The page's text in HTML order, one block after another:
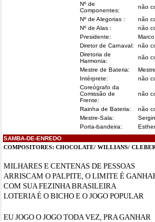
Nº de
Componentes:
não
Nº de Alegorias :
não
Nº de Alas :
não
Presidente:
Diretor de Carnaval:
não
Diretoria de
Harmonia:
não
Mestre de Bateria:
Intérprete:
não
Coreógrafo da
Comissão de
Frente:
não
Rainha de Bateria:
não
Mestre-Sala:
Porta-bandeira:
SAMBA-DE-ENREDO
COMPOSITORES: CHOCOLATE/ WILLIANS/
MILHARES E CENTENAS DE PESSOAS
ARRISCAM O PALPITE, O LIMITE É
COM SUA FEZINHA BRASILEIRA
LOTERIA É O BICHO E O JOGO POPULAR
EU JOGO O JOGO TODA VEZ, PRA GANHAR